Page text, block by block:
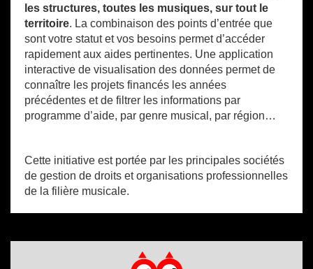
les structures, toutes les musiques, sur tout le
territoire. La combinaison des points d’entrée que
sont votre statut et vos besoins permet d’accéder
rapidement aux aides pertinentes. Une application
interactive de visualisation des données permet de
connaître les projets financés les années
précédentes et de filtrer les informations par
programme d’aide, par genre musical, par région…
Cette initiative est portée par les principales sociétés
de gestion de droits et organisations professionnelles
de la filière musicale.